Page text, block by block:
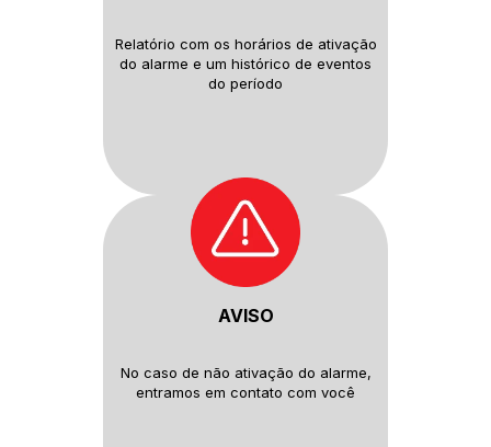
Relatório com os horários de ativação
do alarme e um histórico de eventos
do período
AVISO
No caso de não ativação do alarme,
entramos em contato com você